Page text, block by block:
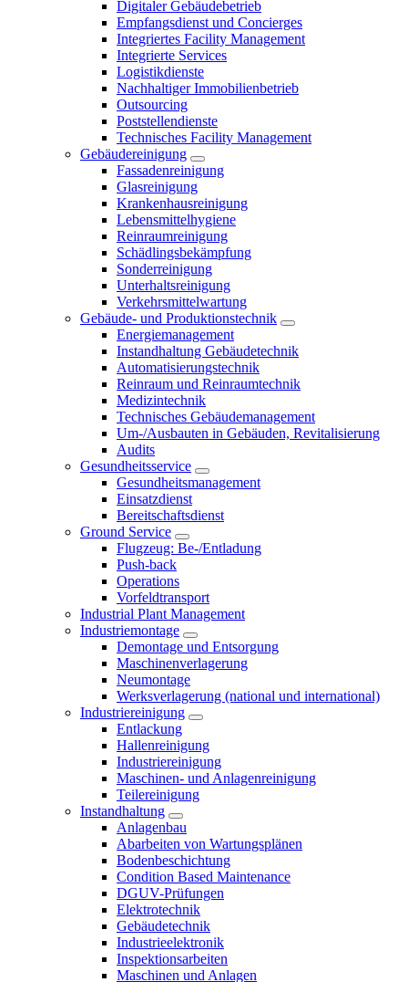
Digitaler Gebäudebetrieb
Empfangsdienst und Concierges
Integriertes Facility Management
Integrierte Services
Logistikdienste
Nachhaltiger Immobilienbetrieb
Outsourcing
Poststellendienste
Technisches Facility Management
Gebäudereinigung
Fassadenreinigung
Glasreinigung
Krankenhausreinigung
Lebensmittelhygiene
Reinraumreinigung
Schädlingsbekämpfung
Sonderreinigung
Unterhaltsreinigung
Verkehrsmittelwartung
Gebäude- und Produktionstechnik
Energiemanagement
Instandhaltung Gebäudetechnik
Automatisierungstechnik
Reinraum und Reinraumtechnik
Medizintechnik
Technisches Gebäudemanagement
Um-/Ausbauten in Gebäuden, Revitalisierung
Audits
Gesundheitsservice
Gesundheitsmanagement
Einsatzdienst
Bereitschaftsdienst
Ground Service
Flugzeug: Be-/Entladung
Push-back
Operations
Vorfeldtransport
Industrial Plant Management
Industriemontage
Demontage und Entsorgung
Maschinenverlagerung
Neumontage
Werksverlagerung (national und international)
Industriereinigung
Entlackung
Hallenreinigung
Industriereinigung
Maschinen- und Anlagenreinigung
Teilereinigung
Instandhaltung
Anlagenbau
Abarbeiten von Wartungsplänen
Bodenbeschichtung
Condition Based Maintenance
DGUV-Prüfungen
Elektrotechnik
Gebäudetechnik
Industrieelektronik
Inspektionsarbeiten
Maschinen und Anlagen